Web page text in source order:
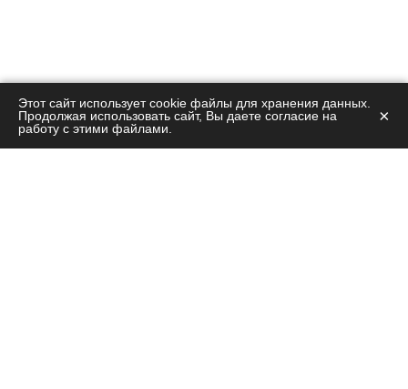
Этот сайт использует cookie файлы для хранения данных.
Продолжая использовать сайт, Вы даете согласие на
работу с этими файлами.
×